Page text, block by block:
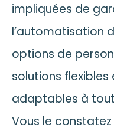
impliquées de
l’automatisation
options de
solutions
adaptables à
Vous le constatez